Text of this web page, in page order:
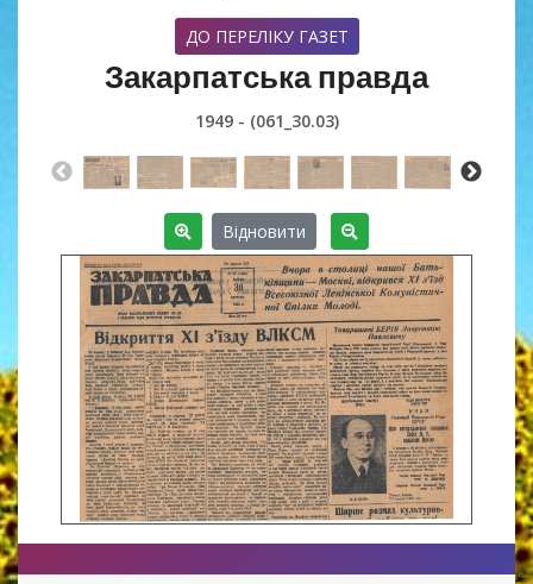
ДО ПЕРЕЛІКУ ГАЗЕТ
Закарпатська правда
1949 - (061_30.03)
Відновити